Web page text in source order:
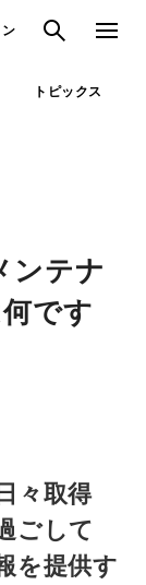
検索 メニュ
トピックス
ンテナ
です
々取得
ごして
を提供す